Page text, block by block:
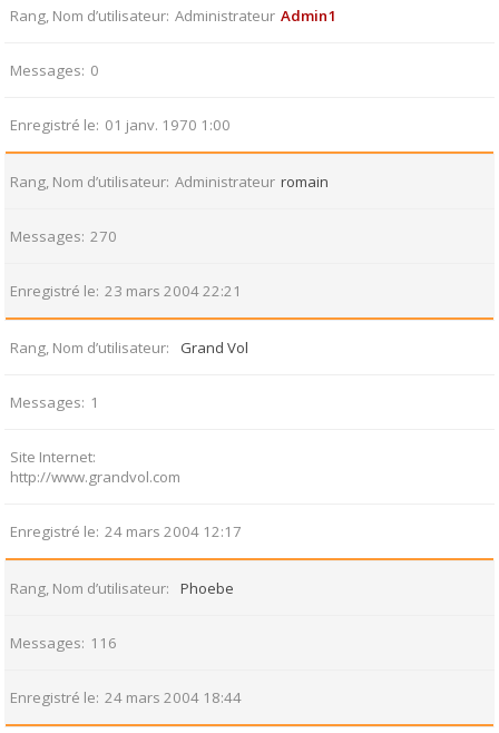
Rang, Nom d’utilisateur Administrateur Admin1
Messages 0
Enregistré le 01 janv. 1970 1:00
Rang, Nom d’utilisateur Administrateur romain
Messages 270
Enregistré le 23 mars 2004 22:21
Rang, Nom d’utilisateur Grand Vol
Messages 1
Site Internet
http://www.grandvol.com
Enregistré le 24 mars 2004 12:17
Rang, Nom d’utilisateur Phoebe
Messages 116
Enregistré le 24 mars 2004 18:44